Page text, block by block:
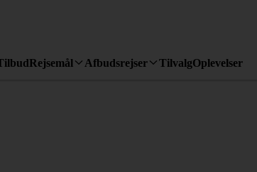
Rejsemål Afbudsrejser TilvalgOplevelser